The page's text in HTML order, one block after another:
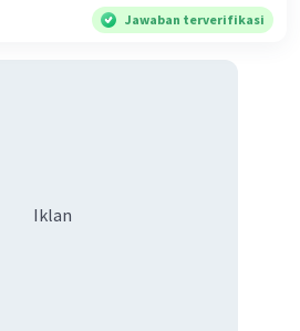
1 cokelat, 5 roti dan 4 minuman
Jawaban terverifikasi
Iklan